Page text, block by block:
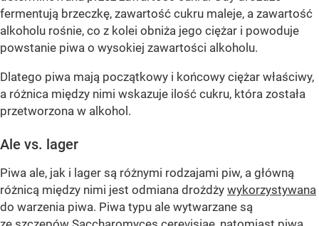
fermentują brzeczkę, zawartość cukru maleje, a zawartość
alkoholu rośnie, co z kolei obniża jego ciężar i powoduje
powstanie piwa o wysokiej zawartości alkoholu.
Dlatego piwa mają początkowy i końcowy ciężar właściwy,
a różnica między nimi wskazuje ilość cukru, która została
przetworzona w alkohol.
Ale vs. lager
Piwa ale, jak i lager są różnymi rodzajami piw, a główną
różnicą między nimi jest odmiana drożdży wykorzystywana
do warzenia piwa. Piwa typu ale wytwarzane są